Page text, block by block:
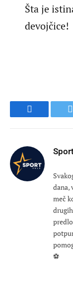
Šta je
devojčice!
Facebook
dana,
meč
⚽